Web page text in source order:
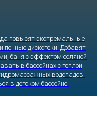
повысят экстремальные
дискотеки. Добавят
баня с эффектом соляной
в бассейнах с теплой
водопадов.
в детском бассейне.